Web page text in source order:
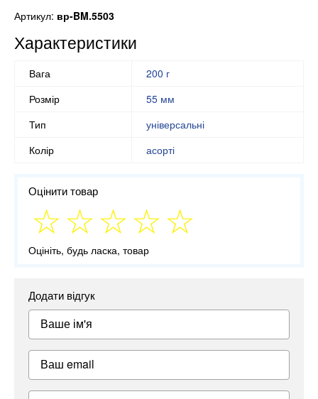
Артикул: вр-BM.5503
Характеристики
Вага
200 г
Розмір
55 мм
Тип
універсальні
Колір
асорті
Оцінити товар
Оцініть, будь ласка, товар
Додати відгук
Ваше ім'я
Ваш email